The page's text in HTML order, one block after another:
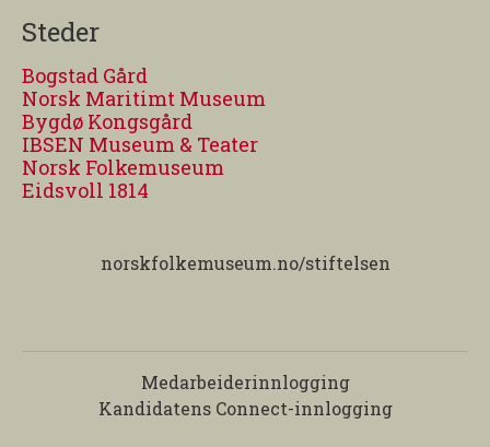
Steder
Bogstad Gård
Norsk Maritimt Museum
Bygdø Kongsgård
IBSEN Museum & Teater
Norsk Folkemuseum
Eidsvoll 1814
norskfolkemuseum.no/stiftelsen
Medarbeiderinnlogging
Kandidatens Connect-innlogging